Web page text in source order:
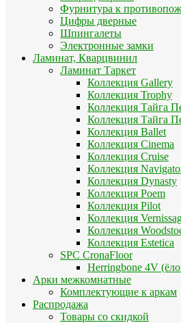
Фурнитура к
Цифры дверные
Шпингалеты
Электронные замки
Ламинат, Кварцвинил
Ламинат Таркет
Коллекция Gallery
Коллекция Trophy
Коллекция Тайга
Коллекция Тайга
Коллекция Ballet
Коллекция Cinema
Коллекция Cruise
Коллекция
Коллекция Dynasty
Коллекция Poem
Коллекция Pilot
Коллекция
Коллекция
Коллекция Estetica
SPC CronaFloor
Herringbone 4V
Арки межкомнатные
Комплектующие к аркам
Распродажа
Товары со скидкой